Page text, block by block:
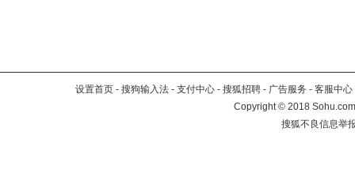
设置首页 - 搜狗输入法 - 支付中心 - 搜狐招聘 - 广告服务 - 客服中心
Copyright©2018
搜狐不良信息举